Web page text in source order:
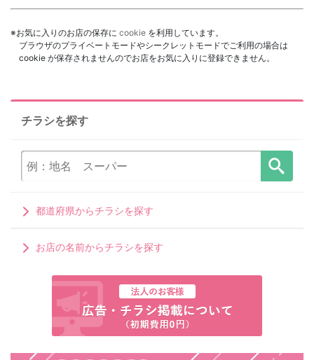
※お気に入りのお店の保存に cookie を利用しています。
ブラウザのプライベートモードやシークレットモードでご利用の場合は
cookie が保存されませんのでお店をお気に入りに登録できません。
チラシを探す
都道府県からチラシを探す
お店の名前からチラシを探す